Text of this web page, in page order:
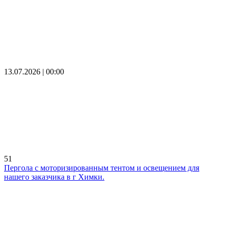
13.07.2026 | 00:00
51
Пергола с моторизированным тентом и освещением для
нашего заказчика в г Химки.